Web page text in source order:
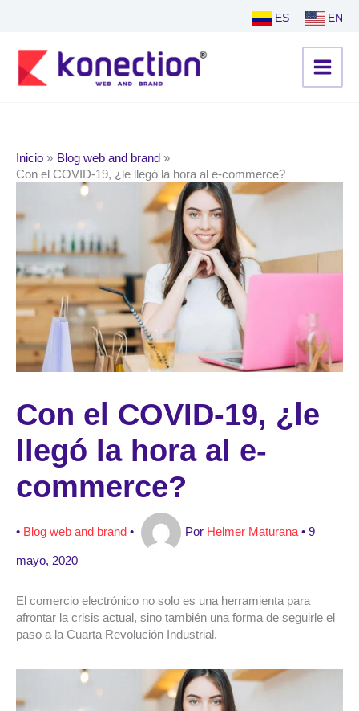
ES EN
Inicio
Blog web and brand
Con el COVID-19, ¿le llegó la hora al e-commerce?
Con el COVID-19, ¿le
llegó la hora al e-
commerce?
• Blog web and brand • Por Helmer Maturana • 9
mayo, 2020
El comercio electrónico no solo es una herramienta para
afrontar la crisis actual, sino también una forma de seguirle el
paso a la Cuarta Revolución Industrial.